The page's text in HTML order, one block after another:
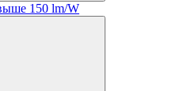
150 lm/W